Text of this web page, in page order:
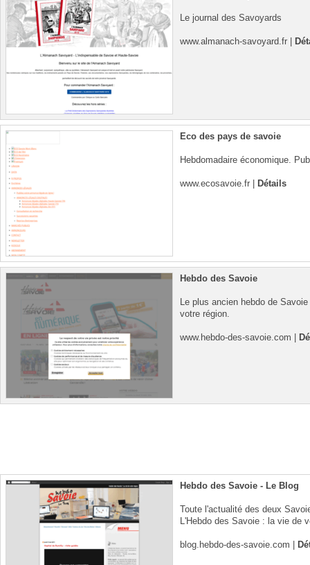
Le journal des Savoyards
www.almanach-savoyard.fr
Eco des pays de savoie
Hebdomadaire économique.
www.ecosavoie.fr Détails
Hebdo des Savoie
Le plus ancien hebdo de
votre région.
www.hebdo-des-savoie.com
Hebdo des Savoie - Le Blog
Toute l'actualité des deux
L'Hebdo des Savoie : la vie de
blog.hebdo-des-savoie.com